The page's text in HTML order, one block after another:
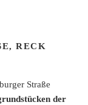
RECK
Straße
der